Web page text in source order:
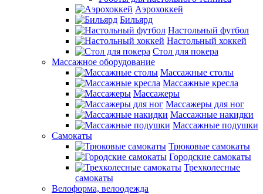
Аэрохоккей
Бильярд
Настольный футбол
Настольный хоккей
Стол для покера
Массажное оборудование
Массажные столы
Массажные кресла
Массажеры
Массажеры для ног
Массажные накидки
Массажные подушки
Самокаты
Трюковые самокаты
Городские самокаты
Трехколесные
самокаты
Велоформа, велоодежда